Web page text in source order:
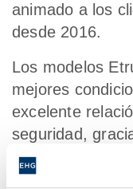
animado a los
desde 2016.
Los modelos
mejores
excelente
seguridad,
Hymer Group.
o integrados de